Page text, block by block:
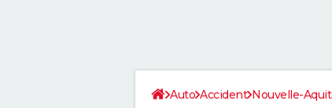
Auto Accident Nouvelle-